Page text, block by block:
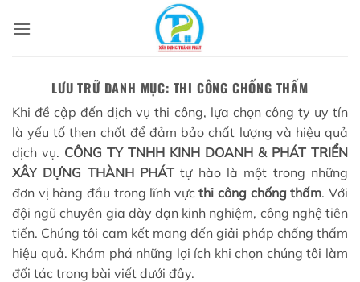
qua
LƯU TRỮ DANH MỤC: THI CÔNG CHỐNG THẤM
Khi đề cập đến dịch vụ thi công, lựa chọn công ty uy tín
là yếu tố then chốt để đảm bảo chất lượng và hiệu quả
dịch vụ. CÔNG TY TNHH KINH DOANH & PHÁT TRIỂN
XÂY DỰNG THÀNH PHÁT tự hào là một trong những
đơn vị hàng đầu trong lĩnh vựcthi công chống thấm. Với
đội ngũ chuyên gia dày dạn kinh nghiệm, công nghệ tiên
tiến. Chúng tôi cam kết mang đến giải pháp chống thấm
hiệu quả. Khám phá những lợi ích khi chọn chúng tôi làm
đối tác trong bài viết dưới đây.